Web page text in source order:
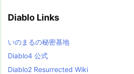
e
i
s
t
Diablo Links
いのまるの秘密基地
Diablo4 公式
Diablo2 Resurrected Wiki